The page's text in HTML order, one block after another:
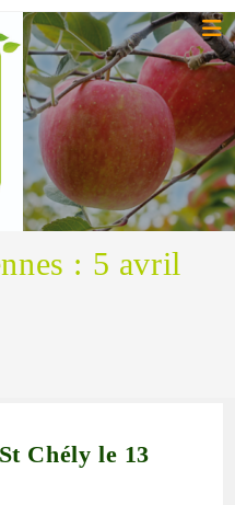
: 5 avril
Chély le 13